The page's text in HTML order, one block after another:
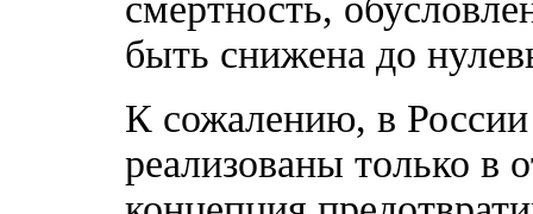
смертность,
быть снижена до
К сожалению, в
реализованы только в